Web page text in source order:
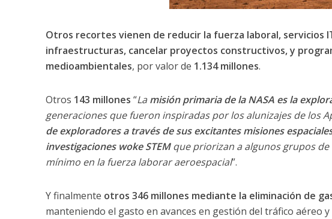
Otros recortes vienen de reducir la fuerza laboral, servicios
infraestructuras, cancelar proyectos constructivos, y
medioambientales, por valor de 1.134 millones.
Otros 143 millones “La misión primaria de la NASA es la
generaciones que fueron inspiradas por los alunizajes de los
de exploradores a través de sus excitantes misiones
investigaciones woke STEMque priorizan a algunos grupos
mínimo en la fuerza laborar aeroespacial”.
Y finalmente otros 346 millones mediante la eliminación de
manteniendo el gasto en avances en gestión del tráfico aéreo